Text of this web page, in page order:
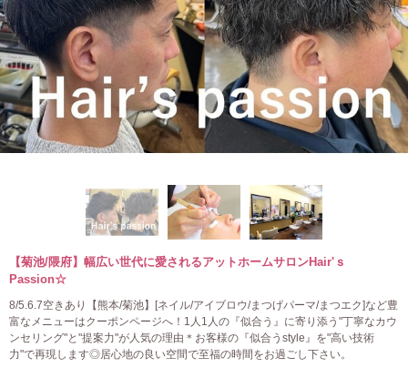
【菊池/隈府】幅広い世代に愛されるアットホームサロンHair'ｓ
Passion☆
8/5.6.7空きあり【熊本/菊池】[ネイル/アイブロウ/まつげパーマ/まつエク]など豊
富なメニューはクーポンページへ！1人1人の『似合う』に寄り添う"丁寧なカウ
ンセリング"と"提案力"が人気の理由＊お客様の『似合うstyle』を"高い技術
力"で再現します◎居心地の良い空間で至福の時間をお過ごし下さい。